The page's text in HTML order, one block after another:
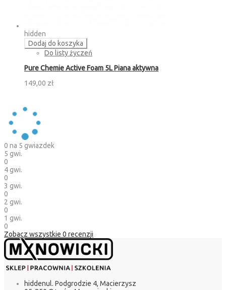
hidden
Dodaj do koszyka
Do listy życzeń
Pure Chemie Active Foam 5L Piana aktywna
149,00 zł
0 na 5 gwiazdek
5 gwi.
0
4 gwi.
0
3 gwi.
0
2 gwi.
0
1 gwi.
0
Zobacz wszystkie 0 recenzji
hiddenul. Podgrodzie 4, Macierzysz